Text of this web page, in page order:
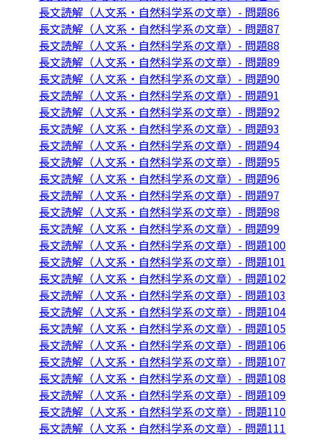
長文読解（人文系・自然科学系の文章）- 問題86
長文読解（人文系・自然科学系の文章）- 問題87
長文読解（人文系・自然科学系の文章）- 問題88
長文読解（人文系・自然科学系の文章）- 問題89
長文読解（人文系・自然科学系の文章）- 問題90
長文読解（人文系・自然科学系の文章）- 問題91
長文読解（人文系・自然科学系の文章）- 問題92
長文読解（人文系・自然科学系の文章）- 問題93
長文読解（人文系・自然科学系の文章）- 問題94
長文読解（人文系・自然科学系の文章）- 問題95
長文読解（人文系・自然科学系の文章）- 問題96
長文読解（人文系・自然科学系の文章）- 問題97
長文読解（人文系・自然科学系の文章）- 問題98
長文読解（人文系・自然科学系の文章）- 問題99
長文読解（人文系・自然科学系の文章）- 問題100
長文読解（人文系・自然科学系の文章）- 問題101
長文読解（人文系・自然科学系の文章）- 問題102
長文読解（人文系・自然科学系の文章）- 問題103
長文読解（人文系・自然科学系の文章）- 問題104
長文読解（人文系・自然科学系の文章）- 問題105
長文読解（人文系・自然科学系の文章）- 問題106
長文読解（人文系・自然科学系の文章）- 問題107
長文読解（人文系・自然科学系の文章）- 問題108
長文読解（人文系・自然科学系の文章）- 問題109
長文読解（人文系・自然科学系の文章）- 問題110
長文読解（人文系・自然科学系の文章）- 問題111